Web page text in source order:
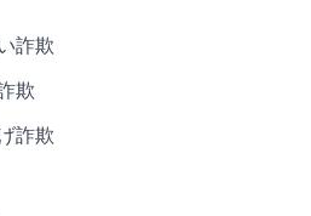
詐欺
欺
詐欺